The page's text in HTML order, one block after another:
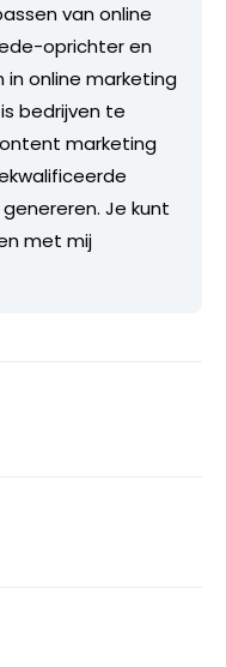
van online
oprichter en
in online marketing
bedrijven te
marketing
Je kunt
met mij